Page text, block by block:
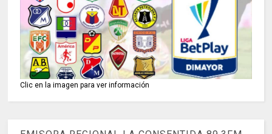
Clic en la imagen para ver información